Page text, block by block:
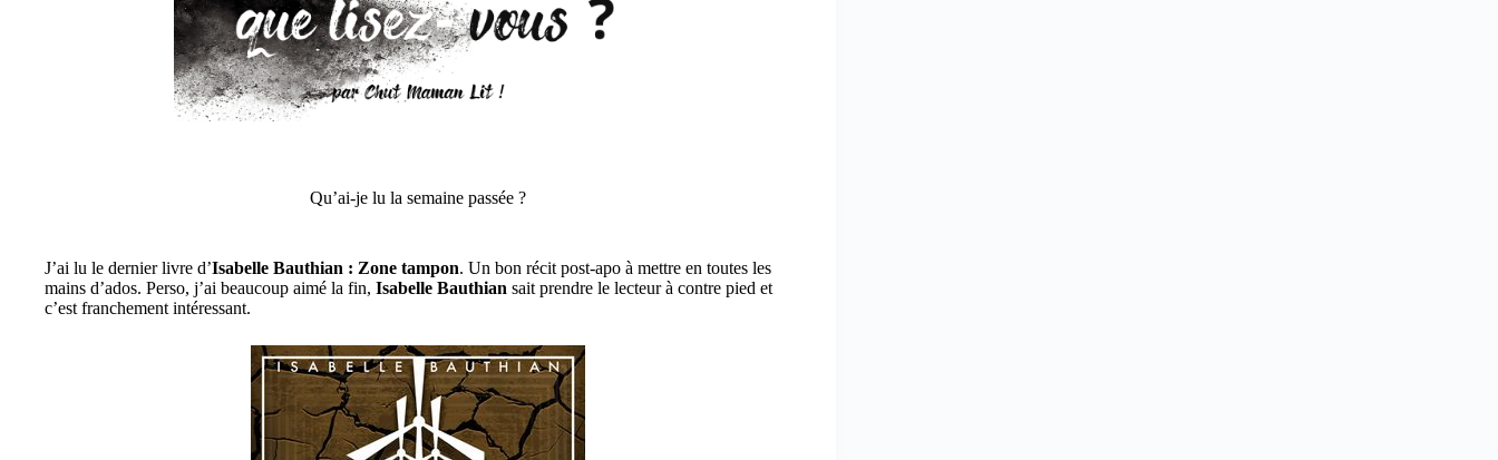
Qu’ai-je lu la semaine passée ?
J’ai lu le dernier livre d’Isabelle Bauthian : Zone tampon. Un bon récit post-apo à mettre en toutes les
mains d’ados. Perso, j’ai beaucoup aimé la fin, Isabelle Bauthian sait prendre le lecteur à contre pied et
c’est franchement intéressant.